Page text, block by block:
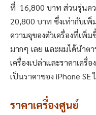
ที่ 16,800 บาท ส่วนรุ่นค
20,800 บาท ซึ่งเท่ากับเ
ความจุของตัวเครื่องที่เพิ่
มากๆ เลย และผมได้นำต
เครื่องเปล่าและราคาเครื่
เป็นราคาของ iPhone SE
ราคาเครื่องศูนย์